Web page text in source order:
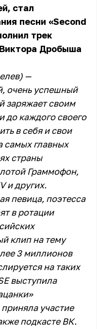
стал
песни «Second
трек
Дробыша
—
очень успешный
заряжает своим
до каждого своего
в себя и свои
самых главных
страны
Граммофон,
и других.
певица, поэтесса
в ротации
клип на тему
3 миллионов
на таких
выступила
участие
подкасте ВК.